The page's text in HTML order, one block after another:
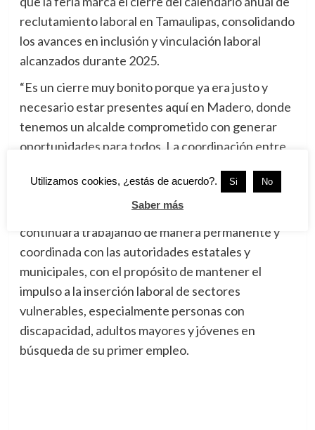
reclutamiento laboral en Tamaulipas, consolidando
los avances en inclusión y vinculación laboral
alcanzados durante 2025.
“Es un cierre muy bonito porque ya era justo y
necesario estar presentes aquí en Madero, donde
tenemos un alcalde comprometido con generar
oportunidades para todos. La coordinación entre
abriendo puertas al empleo formal”.
Reiteró que el Servicio Nacional del Empleo
continuará trabajando de manera permanente y
coordinada con las autoridades estatales y
municipales, con el propósito de mantener el
impulso a la inserción laboral de sectores
vulnerables, especialmente personas con
discapacidad, adultos mayores y jóvenes en
búsqueda de su primer empleo.
Utilizamos cookies, ¿estás de acuerdo?. Si No
Saber más